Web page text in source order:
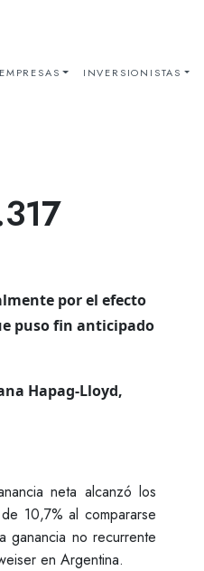
EMPRESAS INVERSIONISTAS
por el efecto
puso fin anticipado
Hapag-Lloyd,
neta alcanzó los
10,7% al compararse
no recurrente
en Argentina.